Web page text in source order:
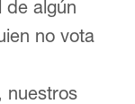
de algún
no vota
nuestros